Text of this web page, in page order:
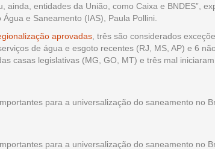
ainda, entidades da União, como Caixa e BNDES”,
e Saneamento (IAS), Paula Pollini.
aprovadas , três são considerados
de água e esgoto recentes (RJ, MS, AP) e 6
casas legislativas (MG, GO, MT) e três mal iniciaram